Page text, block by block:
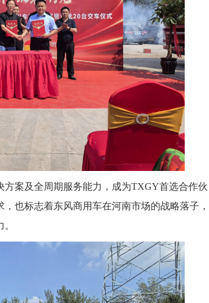
案及全周期服务能力，成为TXGY首选合作伙
也标志着东风商用车在河南市场的战略落子，